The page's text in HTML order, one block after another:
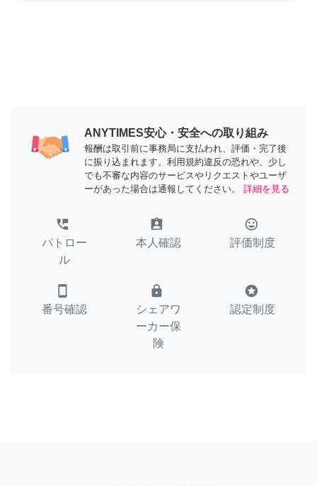
ANYTIMES安心・安全への取り組み
報酬は取引前に事務局に支払われ、評価・完了後
に振り込まれます。利用規約違反の恐れや、少し
でも不審な内容のサービスやリクエストやユーザ
ーがあった場合は通報してください。
詳細を見る
perm_phone_msg
パトロー
ル
assignment_ind
本人確認
tag_faces
評価制度
smartphone
番号確認
lock
シェアワ
ーカー保
険
stars
認定制度